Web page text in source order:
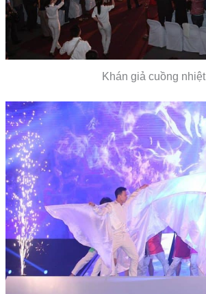
Khán giả cuồng nhiệt